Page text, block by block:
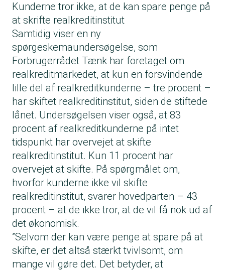
Kunderne tror ikke, at de kan spare penge på
at skrifte realkreditinstitut
Samtidig viser en ny
spørgeskemaundersøgelse, som
Forbrugerrådet Tænk har foretaget om
realkreditmarkedet, at kun en forsvindende
lille del af realkreditkunderne – tre procent –
har skiftet realkreditinstitut, siden de stiftede
lånet. Undersøgelsen viser også, at 83
procent af realkreditkunderne på intet
tidspunkt har overvejet at skifte
realkreditinstitut. Kun 11 procent har
overvejet at skifte. På spørgmålet om,
hvorfor kunderne ikke vil skifte
realkreditinstitut, svarer hovedparten – 43
procent – at de ikke tror, at de vil få nok ud af
det økonomisk.
”Selvom der kan være penge at spare på at
skifte, er det altså stærkt tvivlsomt, om
mange vil gøre det. Det betyder, at